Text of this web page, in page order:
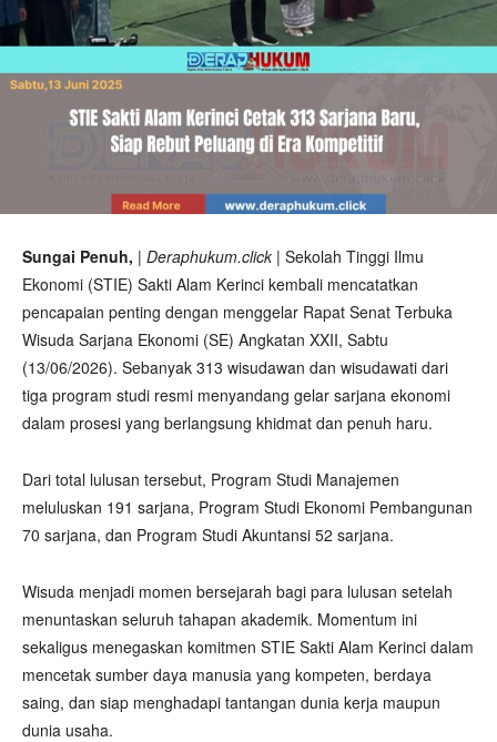
Sungai Penuh, | Deraphukum.click | Sekolah Tinggi Ilmu
Ekonomi (STIE) Sakti Alam Kerinci kembali mencatatkan
pencapaian penting dengan menggelar Rapat Senat Terbuka
Wisuda Sarjana Ekonomi (SE) Angkatan XXII, Sabtu
(13/06/2026). Sebanyak 313 wisudawan dan wisudawati dari
tiga program studi resmi menyandang gelar sarjana ekonomi
dalam prosesi yang berlangsung khidmat dan penuh haru.
Dari total lulusan tersebut, Program Studi Manajemen
meluluskan 191 sarjana, Program Studi Ekonomi Pembangunan
70 sarjana, dan Program Studi Akuntansi 52 sarjana.
Wisuda menjadi momen bersejarah bagi para lulusan setelah
menuntaskan seluruh tahapan akademik. Momentum ini
sekaligus menegaskan komitmen STIE Sakti Alam Kerinci dalam
mencetak sumber daya manusia yang kompeten, berdaya
saing, dan siap menghadapi tantangan dunia kerja maupun
dunia usaha.